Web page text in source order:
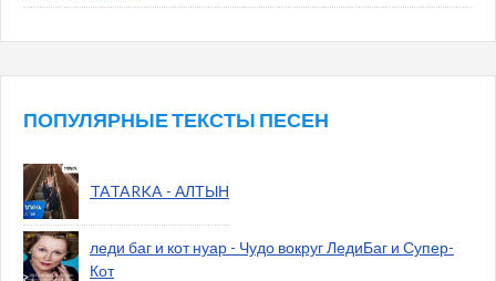
ПОПУЛЯРНЫЕ ТЕКСТЫ ПЕСЕН
TATARKA - АЛТЫН
леди баг и кот нуар - Чудо вокруг ЛедиБаг и Супер-
Кот